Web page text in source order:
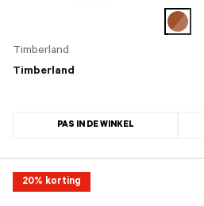
Timberland
Timberland
PAS IN DE WINKEL
20% korting